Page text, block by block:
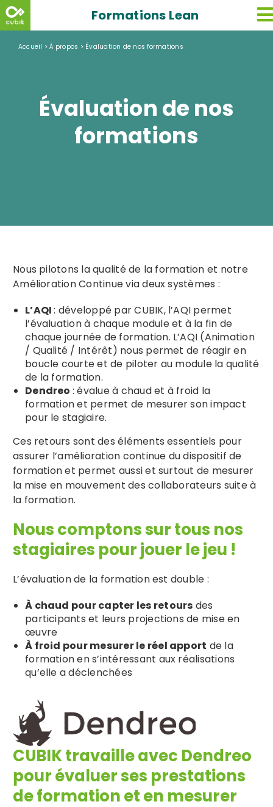
Skip
to
content
Formations Lean
Accueil >À propos > Évaluation de nos formations
Évaluation de nos
formations
Nous pilotons la qualité de la formation et notre
Amélioration Continue via deux systèmes :
L’AQI: développé par CUBIK, l’AQI permet
l’évaluation à chaque module et à la fin de
chaque journée de formation. L’AQI (Animation
/ Qualité / Intérêt) nous permet de réagir en
boucle courte et de piloter au module la qualité
de la formation.
Dendreo : évalue à chaud et à froid la
formation et permet de mesurer son impact
pour le stagiaire.
Ces retours sont des éléments essentiels pour
assurer l’amélioration continue du dispositif de
formation et permet aussi et surtout de mesurer
la mise en mouvement des collaborateurs suite à
la formation.
Nous comptons sur tous nos
stagiaires pour jouer le jeu !
L’évaluation de la formation est double :
À chaud pour capter les retours des
participants et leurs projections de mise en
œuvre
À froid pour mesurer le réel apport de la
formation en s’intéressant aux réalisations
qu’elle a déclenchées
CUBIK travaille avec Dendreo
pour évaluer ses prestations
de formation et en mesurer
Search